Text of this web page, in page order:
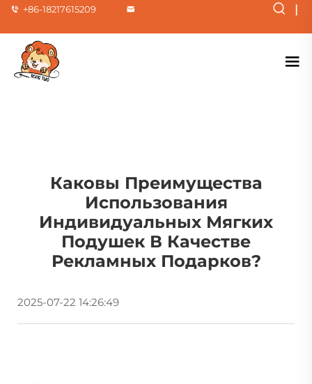
+86-18217615209 |
Каковы Преимущества
Использования
Индивидуальных Мягких
Подушек В Качестве
Рекламных Подарков?
2025-07-22 14:26:49